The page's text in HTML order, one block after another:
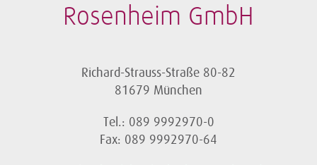
Rosenheim GmbH
Richard-Strauss-Straße 80-82
81679 München
Tel.: 089 9992970-0
Fax: 089 9992970-64